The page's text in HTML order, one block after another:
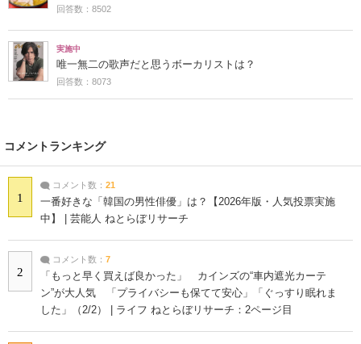
回答数：8502
実施中
唯一無二の歌声だと思うボーカリストは？
回答数：8073
コメントランキング
1
コメント数： 21
一番好きな「韓国の男性俳優」は？【2026年版・人気投票実施
中】 | 芸能人 ねとらぼリサーチ
2
コメント数： 7
「もっと早く買えば良かった」 カインズの“車内遮光カーテ
ン”が大人気 「プライバシーも保てて安心」「ぐっすり眠れま
した」（2/2） | ライフ ねとらぼリサーチ：2ページ目